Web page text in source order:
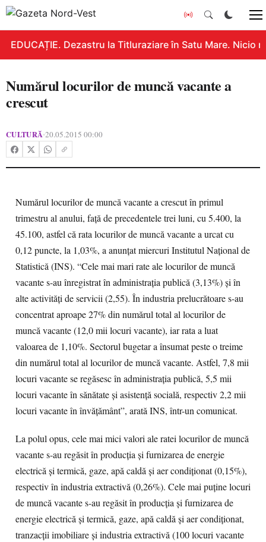
EDUCAȚIE. Dezastru la Titluraziare în Satu Mare. Nicio
Numărul locurilor de muncă vacante a
crescut
CULTURĂ•20.05.2015 00:00
Numărul locurilor de muncă vacante a crescut în primul
trimestru al anului, faţă de precedentele trei luni, cu 5.400, la
45.100, astfel că rata locurilor de muncă vacante a urcat cu
0,12 puncte, la 1,03%, a anunţat miercuri Institutul Naţional de
Statistică (INS). “Cele mai mari rate ale locurilor de muncă
vacante s-au înregistrat în administraţia publică (3,13%) şi în
alte activităţi de servicii (2,55). În industria prelucrătoare s-au
concentrat aproape 27% din numărul total al locurilor de
muncă vacante (12,0 mii locuri vacante), iar rata a luat
valoarea de 1,10%. Sectorul bugetar a însumat peste o treime
din numărul total al locurilor de muncă vacante. Astfel, 7,8 mii
locuri vacante se regăsesc în administraţia publică, 5,5 mii
locuri vacante în sănătate şi asistenţă socială, respectiv 2,2 mii
locuri vacante în învăţământ”, arată INS, într-un comunicat.
La polul opus, cele mai mici valori ale ratei locurilor de muncă
vacante s-au regăsit în producţia şi furnizarea de energie
electrică şi termică, gaze, apă caldă şi aer condiţionat (0,15%),
respectiv în industria extractivă (0,26%). Cele mai puţine locuri
de muncă vacante s-au regăsit în producţia şi furnizarea de
energie electrică şi termică, gaze, apă caldă şi aer condiţionat,
tranzacţii imobiliare şi industria extractivă (100 locuri vacante